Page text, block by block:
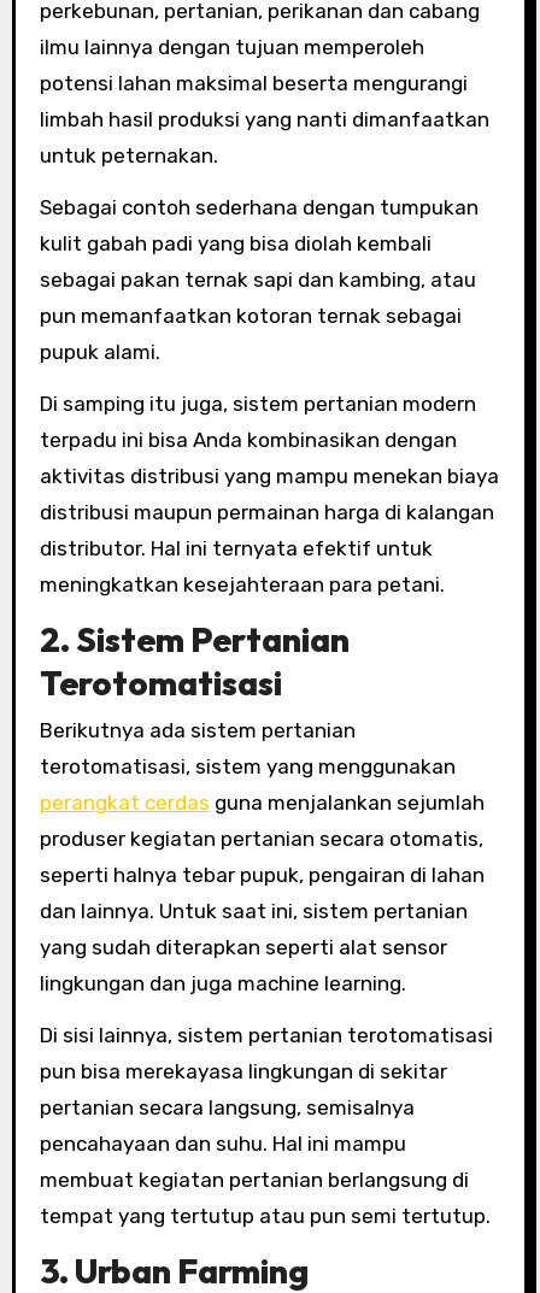
perkebunan, pertanian, perikanan dan cabang
ilmu lainnya dengan tujuan memperoleh
potensi lahan maksimal beserta mengurangi
limbah hasil produksi yang nanti dimanfaatkan
untuk peternakan.
Sebagai contoh sederhana dengan tumpukan
kulit gabah padi yang bisa diolah kembali
sebagai pakan ternak sapi dan kambing, atau
pun memanfaatkan kotoran ternak sebagai
pupuk alami.
Di samping itu juga, sistem pertanian modern
terpadu ini bisa Anda kombinasikan dengan
aktivitas distribusi yang mampu menekan biaya
distribusi maupun permainan harga di kalangan
distributor. Hal ini ternyata efektif untuk
meningkatkan kesejahteraan para petani.
2. Sistem Pertanian
Terotomatisasi
Berikutnya ada sistem pertanian
terotomatisasi, sistem yang menggunakan
perangkat cerdas guna menjalankan sejumlah
produser kegiatan pertanian secara otomatis,
seperti halnya tebar pupuk, pengairan di lahan
dan lainnya. Untuk saat ini, sistem pertanian
yang sudah diterapkan seperti alat sensor
lingkungan dan juga machine learning.
Di sisi lainnya, sistem pertanian terotomatisasi
pun bisa merekayasa lingkungan di sekitar
pertanian secara langsung, semisalnya
pencahayaan dan suhu. Hal ini mampu
membuat kegiatan pertanian berlangsung di
tempat yang tertutup atau pun semi tertutup.
3. Urban Farming